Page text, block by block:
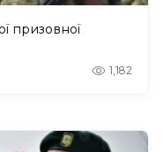
призовної
1,182